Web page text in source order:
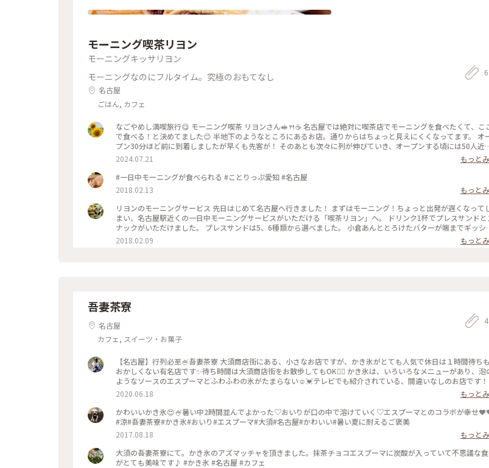
モーニング喫茶リヨン
モーニングキッサリヨン
モーニングなのにフルタイム。究極のおもてなし
名古屋
ごはん, カフェ
なごやめし満喫旅行😋 モーニング喫茶 リヨンさん🥪🍴☕️ 名古屋では絶対に喫茶店でモーニングを食べたくて、こ
で食べる！と決めてました😊 半地下のようなところにあるお店。通りからはちょっと見えにくくなってます。 オ
プン30分ほど前に到着しましたが早くも先客が！ そのあとも次々に列が伸びていき、オープンする頃には50人近
並んでいました😳 無事に1巡目で入店！ ソファー席に座ることが出来ました☺️ レトロな店内は落ち着いた雰囲気
で、真ん中の大きなテーブルはおひとり様が多かったです。 リヨンさんでは一日中モーニングを食べることが出
す🥰 私はポテトサラダ、夫は野菜サンドにしました。 私はドリンク代だけでプレスサンドがサービスでついてくる
もの、夫はドリンク代にプラス料金の玉子・野菜サンドセットでした。 具も美味しいけどパンも美味しい💓 お店の
横に「本間製パン」と書かれた箱が積み重ねてあり、どうやらここのパンを使っているよう！ 愛知では有名な会
らしく、「義母と娘のブルース」のロケ地にもなったようです✨ 本間製パン直営店のアヴァンセさん、行きたかっ
なあ🥰 #なごやめし満喫旅行 #名古屋 #モーニング喫茶リヨン #リヨン #モーニング #モーニング喫茶 #本間製パン #
なごやめし
2024.07.21
もっと
#一日中モーニングが食べられる #ことりっぷ愛知 #名古屋
2018.02.13
もっと
リヨンのモーニングサービス 先日はじめて名古屋へ行きました！ まずはモーニング！ちょっと出発が遅くなって
まい、名古屋駅近くの一日中モーニングサービスがいただける「喫茶リヨン」へ。 ドリンク1杯でプレスサンドと
ナックがいただけました。 プレスサンドは5、6種類から選べました。 小倉あんととろけたバターが端までギッシ
✨ また行きたいです😂✨✨ #朗らか #あったかい冬 #名古屋#モーニング
2018.02.09 もっと
吾妻茶寮
名古屋
カフェ, スイーツ・お菓子
【名古屋】行列必至🍧吾妻茶寮 大須商店街にある、小さなお店ですが、かき氷がとても人気で休日は１時間待ちも
おかしくない有名店です✨待ち時間は大須商店街をお散歩してもOK🙆‍♀️ かき氷は、いろいろなメニューがあり、泡の
ようなソースのエスプーマとふわふわの氷がたまらない☺️💓テレビでも紹介されている、間違いなしのお店です！ #
日本の夏景色 #かき氷 #愛知 #名古屋 #大須 #ことりっぷ愛知
2020.06.18
もっと
かわいいかき氷😍🍧暑い中2時間並んでよかった♡おいりが口の中で溶けていく♡エスプーマとのコラボが幸せ
#涼#吾妻茶寮#かき氷#おいり#エスプーマ#大須#名古屋#かわいい#暑い夏に耐えるご褒美
2017.08.18
もっと
大須の吾妻茶寮にて。かき氷のアズマッチャを頂きました。抹茶チョコエスプーマに炭酸が入っていて不思議な
がとても美味です♪ #かき氷 #名古屋 #カフェ